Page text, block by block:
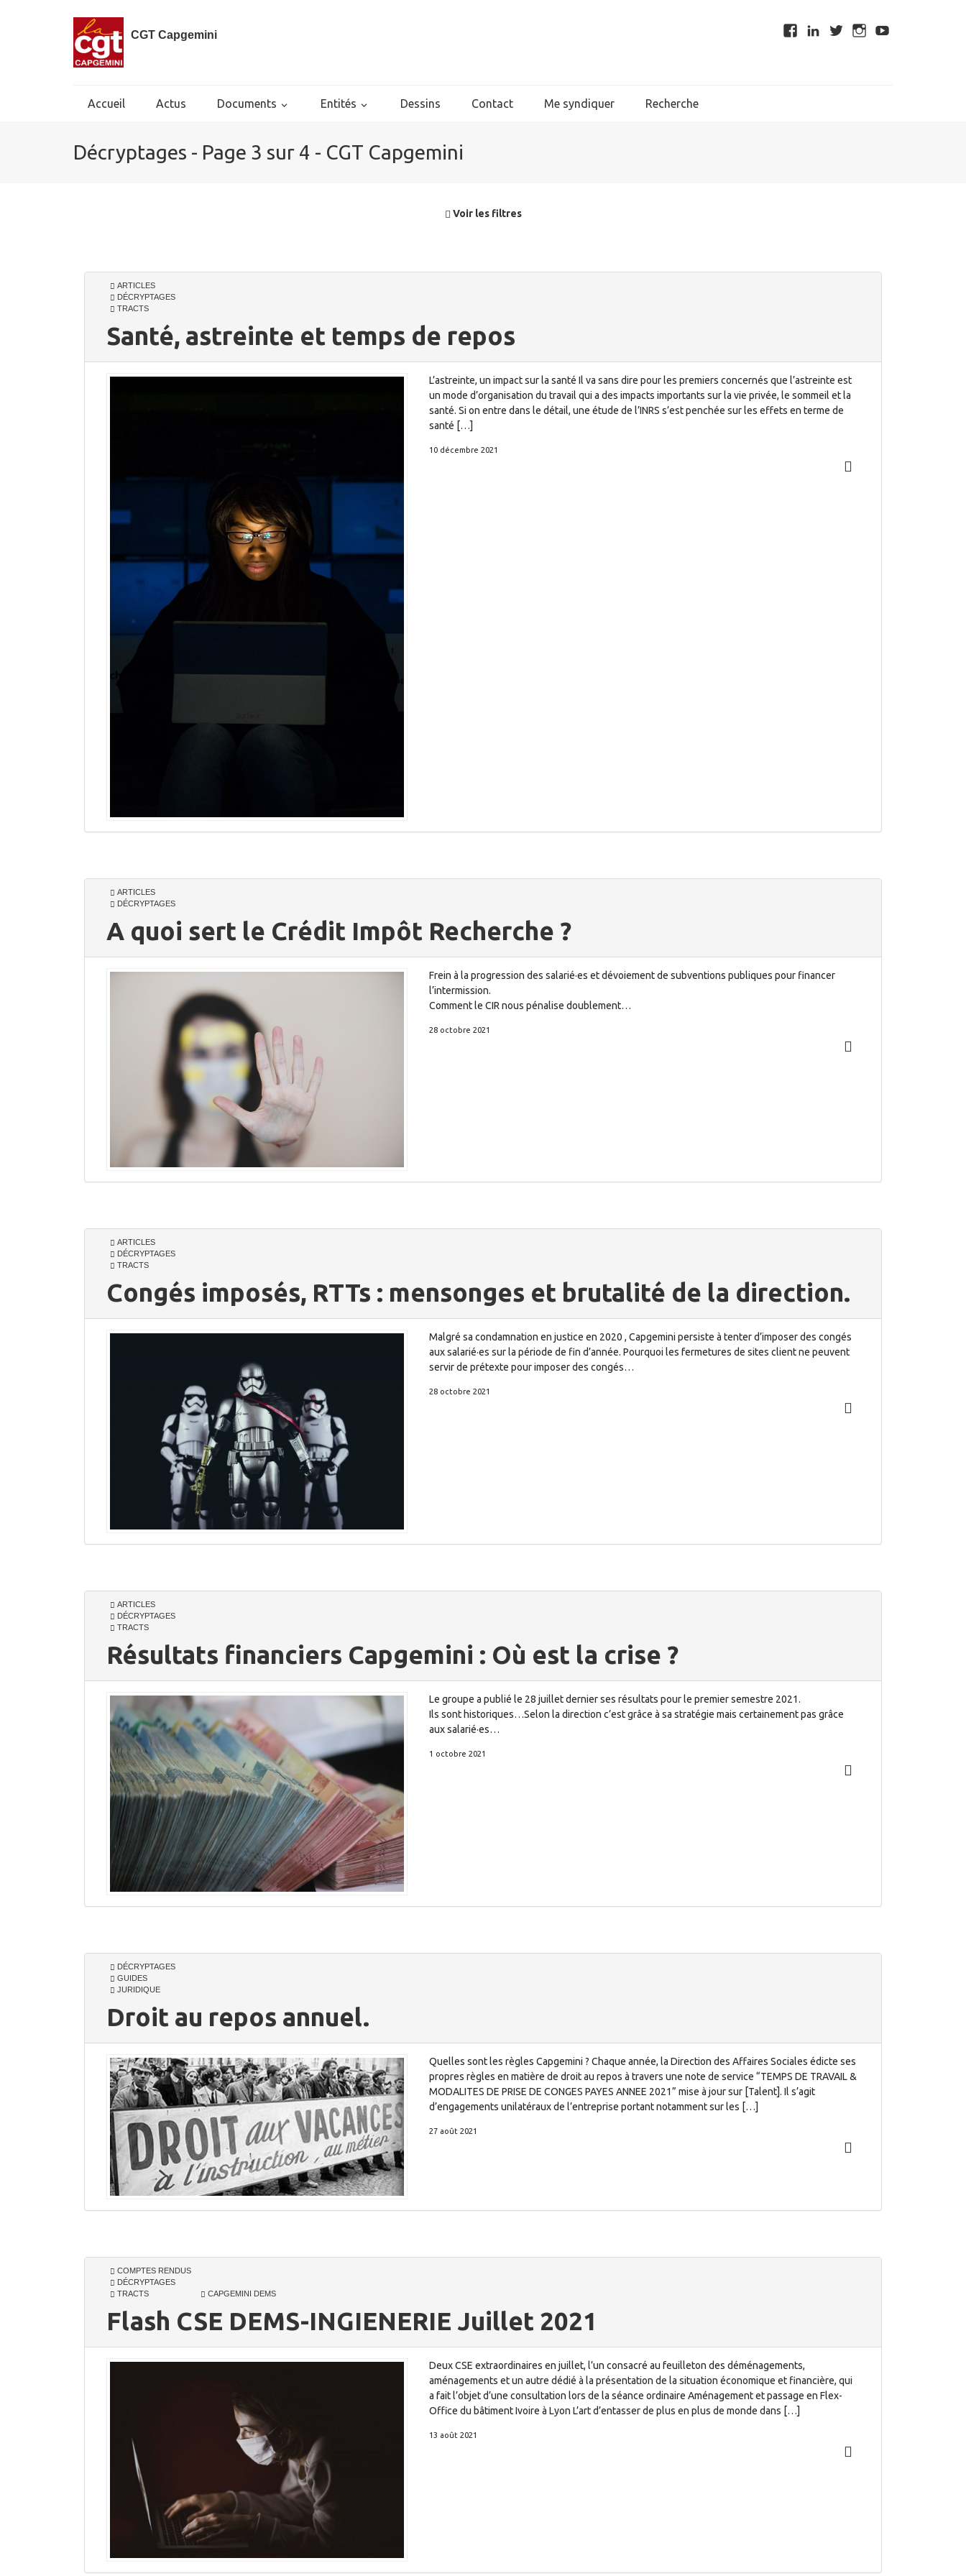
CGT Capgemini
Accueil Actus Documents Entités Dessins Contact Me syndiquer Recherche
Décryptages - Page 3 sur 4 - CGT Capgemini
Voir les filtres
ARTICLES
DÉCRYPTAGES
TRACTS
Santé, astreinte et temps de repos
L’astreinte, un impact sur la santé Il va sans dire pour les premiers concernés que l’astreinte est
un mode d’organisation du travail qui a des impacts importants sur la vie privée, le sommeil et la
santé. Si on entre dans le détail, une étude de l’INRS s’est penchée sur les effets en terme de
santé […]
10 décembre 2021
ARTICLES
DÉCRYPTAGES
A quoi sert le Crédit Impôt Recherche ?
Frein à la progression des salarié·es et dévoiement de subventions publiques pour financer
l’intermission.
Comment le CIR nous pénalise doublement…
28 octobre 2021
ARTICLES
DÉCRYPTAGES
TRACTS
Congés imposés, RTTs : mensonges et brutalité de la direction.
Malgré sa condamnation en justice en 2020 , Capgemini persiste à tenter d’imposer des congés
aux salarié·es sur la période de fin d’année. Pourquoi les fermetures de sites client ne peuvent
servir de prétexte pour imposer des congés…
28 octobre 2021
ARTICLES
DÉCRYPTAGES
TRACTS
Résultats financiers Capgemini : Où est la crise ?
Le groupe a publié le 28 juillet dernier ses résultats pour le premier semestre 2021.
Ils sont historiques…Selon la direction c’est grâce à sa stratégie mais certainement pas grâce
aux salarié·es…
1 octobre 2021
DÉCRYPTAGES
GUIDES
JURIDIQUE
Droit au repos annuel.
Quelles sont les règles Capgemini ? Chaque année, la Direction des Affaires Sociales édicte ses
propres règles en matière de droit au repos à travers une note de service “TEMPS DE TRAVAIL &
MODALITES DE PRISE DE CONGES PAYES ANNEE 2021” mise à jour sur [Talent]. Il s’agit
d’engagements unilatéraux de l’entreprise portant notamment sur les […]
27 août 2021
COMPTES RENDUS
DÉCRYPTAGES
TRACTS
CAPGEMINI DEMS
Flash CSE DEMS-INGIENERIE Juillet 2021
Deux CSE extraordinaires en juillet, l’un consacré au feuilleton des déménagements,
aménagements et un autre dédié à la présentation de la situation économique et financière, qui
a fait l’objet d’une consultation lors de la séance ordinaire Aménagement et passage en Flex-
Office du bâtiment Ivoire à Lyon L’art d’entasser de plus en plus de monde dans […]
13 août 2021